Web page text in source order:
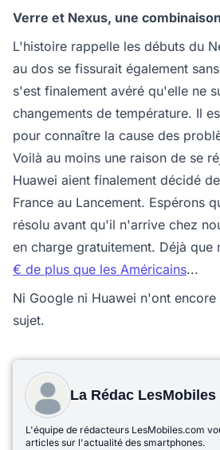
Verre et Nexus, une
L'histoire rappelle les débuts du
au dos se fissurait également
s'est finalement avéré qu'elle ne
changements de température. Il
pour connaître la cause des
Voilà au moins une raison de se
Huawei aient finalement décidé
France au Lancement. Espérons
résolu avant qu'il n'arrive chez
en charge gratuitement. Déjà que
€ de plus que les Américains...
Ni Google ni Huawei n'ont
sujet.
La Rédac LesMobiles
L'équipe de rédacteurs LesMobiles.com
articles sur l'actualité des smartphones.